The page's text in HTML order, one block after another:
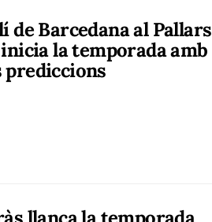
de Barcedana al Pallars
la temporada amb
prediccions